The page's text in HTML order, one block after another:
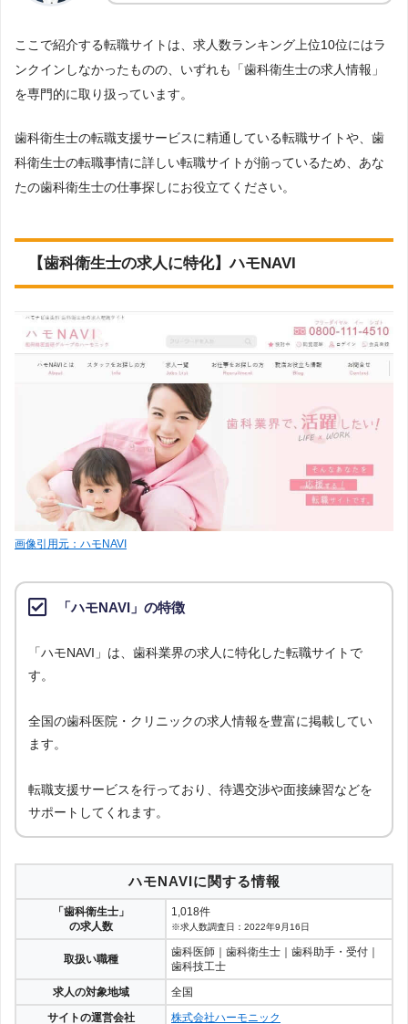
ここで紹介する転職サイトは、求人数ランキング上位10位にはラ
ンクインしなかったものの、いずれも「歯科衛生士の求人情報」
を専門的に取り扱っています。
歯科衛生士の転職支援サービスに精通している転職サイトや、歯
科衛生士の転職事情に詳しい転職サイトが揃っているため、あな
たの歯科衛生士の仕事探しにお役立てください。
【歯科衛生士の求人に特化】ハモNAVI
画像引用元：ハモNAVI
「ハモNAVI」の特徴
「ハモNAVI」は、歯科業界の求人に特化した転職サイトで
す。
全国の歯科医院・クリニックの求人情報を豊富に掲載してい
ます。
転職支援サービスを行っており、待遇交渉や面接練習などを
サポートしてくれます。
ハモNAVIに関する情報
「歯科衛生士」
の求人数
1,018件
※求人数調査日：2022年9月16日
取扱い職種
歯科医師｜歯科衛生士｜歯科助手・受付｜
歯科技工士
求人の対象地域
全国
サイトの運営会社
株式会社ハーモニック